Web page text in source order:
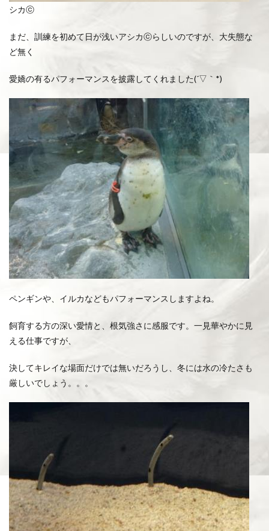
シカⓒ
まだ、訓練を初めて日が浅いアシカⓒらしいのですが、大失態な
ど無く
愛嬌の有るパフォーマンスを披露してくれました(´▽｀*)
ペンギンや、イルカなどもパフォーマンスしますよね。
飼育する方の深い愛情と、根気強さに感服です。一見華やかに見
える仕事ですが、
決してキレイな場面だけでは無いだろうし、冬には水の冷たさも
厳しいでしょう。。。